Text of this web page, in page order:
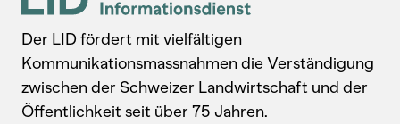
Der LID fördert mit vielfältigen
Kommunikationsmassnahmen die Verständigung
zwischen der Schweizer Landwirtschaft und der
Öffentlichkeit seit über 75 Jahren.